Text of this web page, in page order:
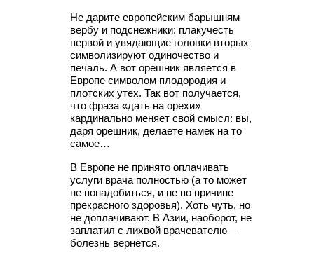
Не дарите европейским барышням
вербу и подснежники: плакучесть
первой и увядающие головки вторых
символизируют одиночество и
печаль. А вот орешник является в
Европе символом плодородия и
плотских утех. Так вот получается,
что фраза «дать на орехи»
кардинально меняет свой смысл: вы,
даря орешник, делаете намек на то
самое…
В Европе не принято оплачивать
услуги врача полностью (а то может
не понадобиться, и не по причине
прекрасного здоровья). Хоть чуть, но
не доплачивают. В Азии, наоборот, не
заплатил с лихвой врачевателю —
болезнь вернётся.